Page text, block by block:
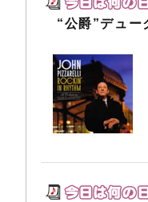
“公爵”デュー